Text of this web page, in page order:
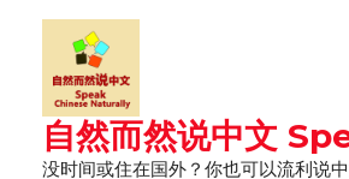
自然而然说中文
没时间或住在国外？你也可以流利说